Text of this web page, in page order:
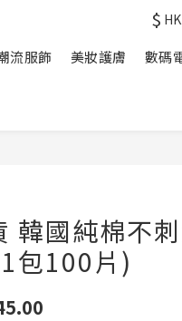
$
流服飾 美妝護膚
數碼
韓國純棉不
包100片)